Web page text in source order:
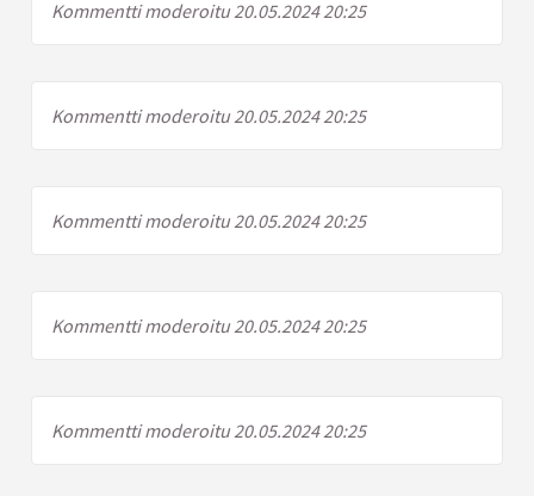
Kommentti moderoitu 20.05.2024 20:25
Kommentti moderoitu 20.05.2024 20:25
Kommentti moderoitu 20.05.2024 20:25
Kommentti moderoitu 20.05.2024 20:25
Kommentti moderoitu 20.05.2024 20:25